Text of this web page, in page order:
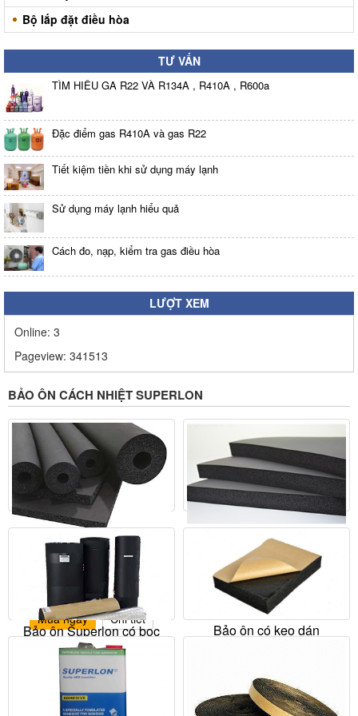
Bộ lắp đặt điều hòa
TƯ VẤN
TÌM HIỂU GA R22 VÀ R134A , R410A , R600a
Đặc điểm gas R410A và gas R22
Tiết kiệm tiền khi sử dụng máy lạnh
Sử dụng máy lạnh hiểu quả
Cách đo, nạp, kiểm tra gas điều hòa
LƯỢT XEM
Online: 3
Pageview: 341513
BẢO ÔN CÁCH NHIỆT SUPERLON
Bảo ôn Superlon dạng ống
Liên hệ
Mua ngay
Chi tiết
Bảo ôn Superlon dạng tấm
Liên hệ
Mua ngay
Chi tiết
Bảo ôn Superlon có bọc
nhôm
Mua ngay
Chi tiết
Bảo ôn có keo dán
Mua ngay
Chi tiết